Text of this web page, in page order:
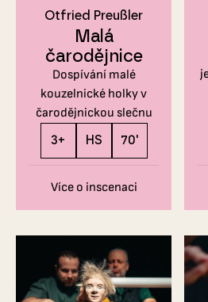
Otfried Preußler
Malá
čarodějnice
Dospívání malé
kouzelnické holky v
čarodějnickou slečnu
3+
HS 70'
Více o inscenaci